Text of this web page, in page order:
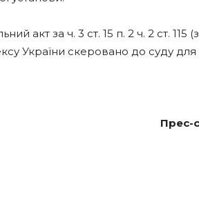
акт за ч. 3 ст. 15 п. 2 ч. 2 ст.
України скеровано до суду для
Прес-